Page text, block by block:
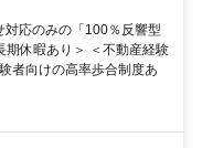
対応のみの「100％反響型
期休暇あり＞ ＜不動産経験
者向けの高率歩合制度あ